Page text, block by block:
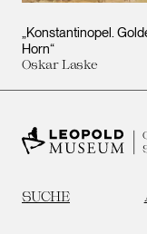
„Konstantinopel.
Horn“
Oskar Laske
SUCHE